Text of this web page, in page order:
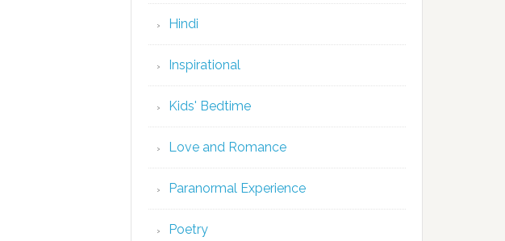
Hindi
Inspirational
Kids' Bedtime
Love and Romance
Paranormal Experience
Poetry